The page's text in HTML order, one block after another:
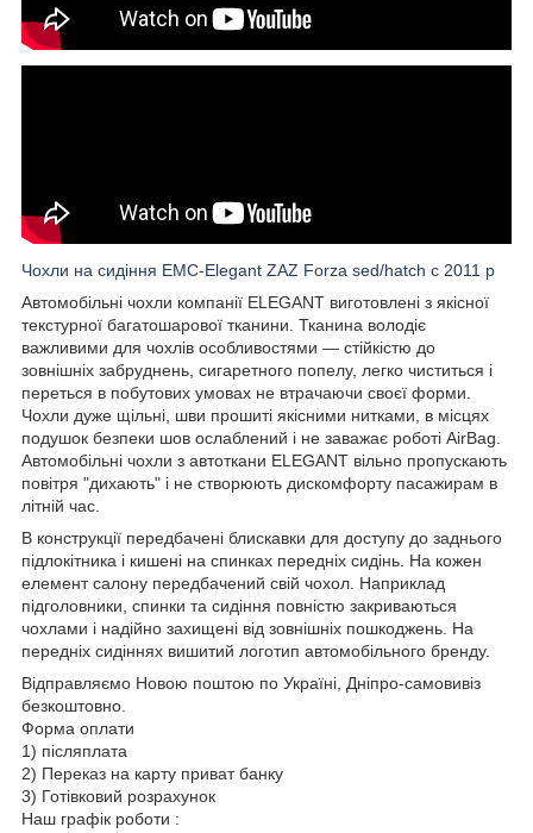
Чохли на сидіння EMC-Elegant ZAZ Forza sed/hatch c 2011 р
Автомобільні чохли компанії ELEGANT виготовлені з якісної
текстурної багатошарової тканини. Тканина володіє
важливими для чохлів особливостями — стійкістю до
зовнішніх забруднень, сигаретного попелу, легко чиститься і
переться в побутових умовах не втрачаючи своєї форми.
Чохли дуже щільні, шви прошиті якісними нитками, в місцях
подушок безпеки шов ослаблений і не заважає роботі AirBag.
Автомобільні чохли з автоткани ELEGANT вільно пропускають
повітря "дихають" і не створюють дискомфорту пасажирам в
літній час.
В конструкції передбачені блискавки для доступу до заднього
підлокітника і кишені на спинках передніх сидінь. На кожен
елемент салону передбачений свій чохол. Наприклад
підголовники, спинки та сидіння повністю закриваються
чохлами і надійно захищені від зовнішніх пошкоджень. На
передніх сидіннях вишитий логотип автомобільного бренду.
Відправляємо Новою поштою по Україні, Дніпро-самовивіз
безкоштовно.
Форма оплати
1) післяплата
2) Переказ на карту приват банку
3) Готівковий розрахунок
Наш графік роботи :